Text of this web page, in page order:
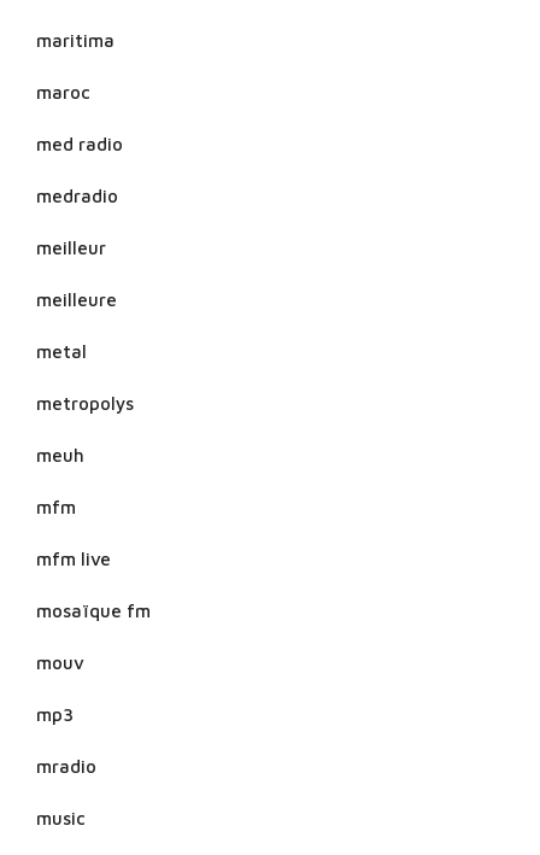
maritima
maroc
med radio
medradio
meilleur
meilleure
metal
metropolys
meuh
mfm
mfm live
mosaïque fm
mouv
mp3
mradio
music